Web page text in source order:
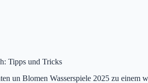
Tipps und Tricks
un Blomen Wasserspiele 2025 zu